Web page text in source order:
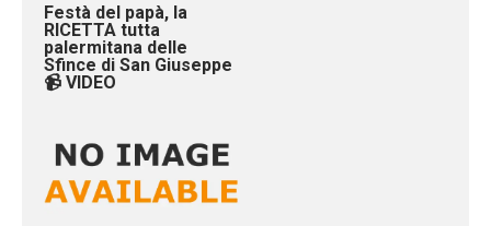
Festà del papà, la
RICETTA tutta
palermitana delle
Sfince di San Giuseppe
📹 VIDEO